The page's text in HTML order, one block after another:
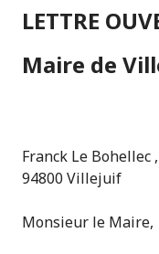
LETTRE
Maire de
Franck Le Bohellec
94800 Villejuif
Monsieur le Maire,